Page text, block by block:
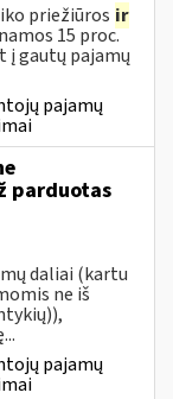
priežiūros ir
15 proc.
į gautų pajamų
pajamų
parduotas
daliai (kartu
ne iš
pajamų